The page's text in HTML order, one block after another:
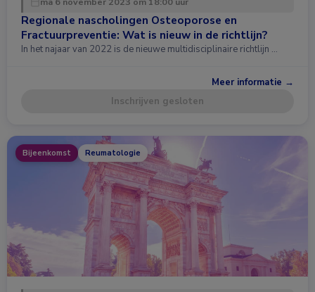
Regionale nascholingen Osteoporose en
Fractuurpreventie: Wat is nieuw in de richtlijn?
In het najaar van 2022 is de nieuwe multidisciplinaire richtlijn …
Meer informatie →
Inschrijven gesloten
Bijeenkomst Reumatologie